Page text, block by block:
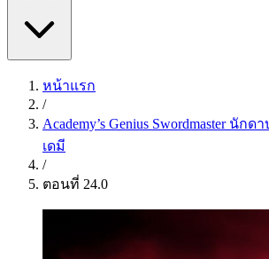
หน้าแรก
/
Academy’s Genius Swordmaster นัก
เดมี
/
ตอนที่ 24.0